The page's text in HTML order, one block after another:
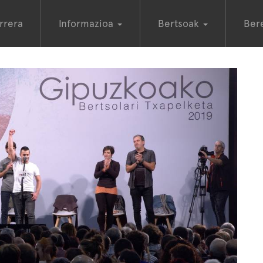
Informazioa Bertsoak